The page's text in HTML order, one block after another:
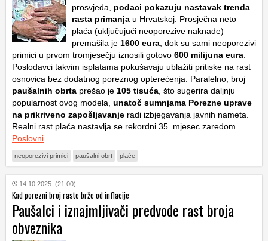
prosvjeda, podaci pokazuju nastavak trenda
rasta primanja u Hrvatskoj. Prosječna neto
plaća (uključujući neoporezive naknade)
premašila je 1600 eura , dok su sami neoporezivi
primici u prvom tromjesečju iznosili gotovo 600 milijuna eura
Poslodavci takvim isplatama pokušavaju ublažiti pritiske na rast
osnovica bez dodatnog poreznog opterećenja. Paralelno, broj
paušalnih obrta prešao je 105 tisuća , što sugerira daljnju
popularnost ovog modela, unatoč sumnjama Porezne uprave
na prikriveno zapošljavanje radi izbjegavanja javnih nameta.
Realni rast plaća nastavlja se rekordni 35. mjesec zaredom.
Poslovni
neoporezivi primici paušalni obrt plaće
14.10.2025. (21:00)
Kad porezni broj raste brže od inflacije
Paušalci i iznajmljivači predvode rast broja
obveznika